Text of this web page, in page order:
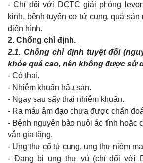
- Chỉ đối với DCTC giải phóng
kinh, bệnh tuyến cơ tử cung, quá sản
điển hình.
2. Chống chỉ định.
2.1. Chống chỉ định tuyệt đối
khỏe quá cao, nên không được sử
- Có thai.
- Nhiễm khuẩn hậu sản.
- Ngay sau sẩy thai nhiễm khuẩn.
- Ra máu âm đạo chưa được chẩn
- Bệnh nguyên bào nuôi ác tính hoặc
vẫn gia tăng.
- Ung thư cổ tử cung, ung thư niêm
- Đang bị ung thư vú (chỉ đối với